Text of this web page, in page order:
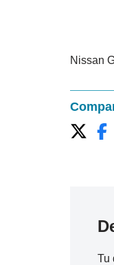
Nissan
Tu